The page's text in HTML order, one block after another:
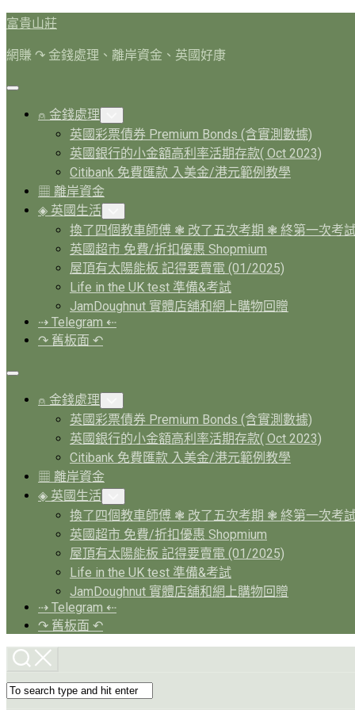
Skip
to
content
富貴山莊
網賺 ↷ 金錢處理、離岸資金、英國好康
Expand
⍝ 金錢處理
Child
Menu
英國彩票債券 Premium Bonds (含實測數據)
英國銀行的小金額高利率活期存款( Oct 2023)
Citibank 免費匯款 入美金/港元範例教學
▦ 離岸資金
◈ 英國生活
Child
Menu
換了四個教車師傅 ❃ 改了五次考期 ❃ 終第一次考
英國超市 免費/折扣優惠 Shopmium
屋頂有太陽能板 記得要賣電 (01/2025)
Life in the UK test 準備&考試
JamDoughnut 實體店舖和網上購物回贈
⇢ Telegram ⇠
↷ 舊板面 ↶
Expand
⍝ 金錢處理
Child
Menu
英國彩票債券 Premium Bonds (含實測數據)
英國銀行的小金額高利率活期存款( Oct 2023)
Citibank 免費匯款 入美金/港元範例教學
▦ 離岸資金
◈ 英國生活
Child
Menu
換了四個教車師傅 ❃ 改了五次考期 ❃ 終第一次考
英國超市 免費/折扣優惠 Shopmium
屋頂有太陽能板 記得要賣電 (01/2025)
Life in the UK test 準備&考試
JamDoughnut 實體店舖和網上購物回贈
⇢ Telegram ⇠
↷ 舊板面 ↶